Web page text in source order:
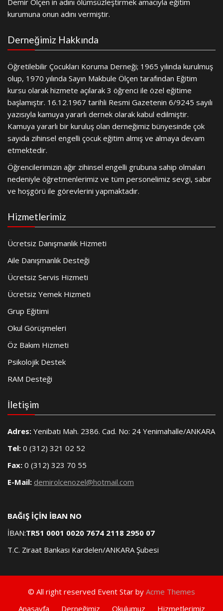
Demir Ölçen in adını ölümsüzleştirmek amacıyla eğitim
kurumuna onun adını vermiştir.
Derneğimiz Hakkında
Öğretilebilir Çocukları Koruma Derneği; 1965 yılında kurulmuş
olup, 1970 yılında Sayın Makbule Ölçen tarafından Eğitim
kursu olarak hizmete açılarak 3 öğrenci ile özel eğitime
başlamıştır. 16.12.1967 tarihli Resmi Gazetenin 6/9245 sayılı
yazısıyla kamuya yararlı dernek olarak kabul edilmiştir.
Kamuya yararlı bir kuruluş olan derneğimiz bünyesinde çok
sayıda zihinsel engelli çocuk eğitim almış ve almaya devam
etmektedir.
Öğrencilerimizin ağır zihinsel engelli grubuna sahip olmaları
nedeniyle öğretmenlerimiz ve tüm personelimiz sevgi, sabır
ve hoşgörü ile görevlerini yapmaktadır.
Hizmetlerimiz
Ücretsiz Danışmanlık Hizmeti
Aile Danışmanlık Desteği
Ücretsiz Servis Hizmeti
Ücretsiz Yemek Hizmeti
Grup Eğitimi
Okul Görüşmeleri
Öz Bakım Hizmeti
Psikolojik Destek
RAM Desteği
İletişim
Adres: Yenibatı Mah. 2386. Cad. No: 24 Yenimahalle/ANKARA
Tel: 0 (312) 321 02 52
Fax: 0 (312) 323 70 55
E-Mail: demirolcenozel@hotmail.com
BAĞIŞ İÇİN İBAN NO
İBAN:TR51 0001 0020 7674 2118 2950 07
T.C. Ziraat Bankası Kardelen/ANKARA Şubesi
© All right reserved Event Star by Acme Themes
Anasayfa
Derneğimiz Okulumuz Hizmetlerimiz